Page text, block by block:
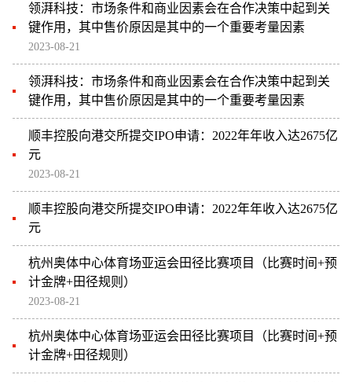
领湃科技：市场条件和商业因素会在合作决策中起到关
键作用，其中售价原因是其中的一个重要考量因素
2023-08-21
领湃科技：市场条件和商业因素会在合作决策中起到关
键作用，其中售价原因是其中的一个重要考量因素
顺丰控股向港交所提交IPO申请：2022年年收入达2675亿
元
2023-08-21
顺丰控股向港交所提交IPO申请：2022年年收入达2675亿
元
杭州奥体中心体育场亚运会田径比赛项目（比赛时间+预
计金牌+田径规则）
2023-08-21
杭州奥体中心体育场亚运会田径比赛项目（比赛时间+预
计金牌+田径规则）